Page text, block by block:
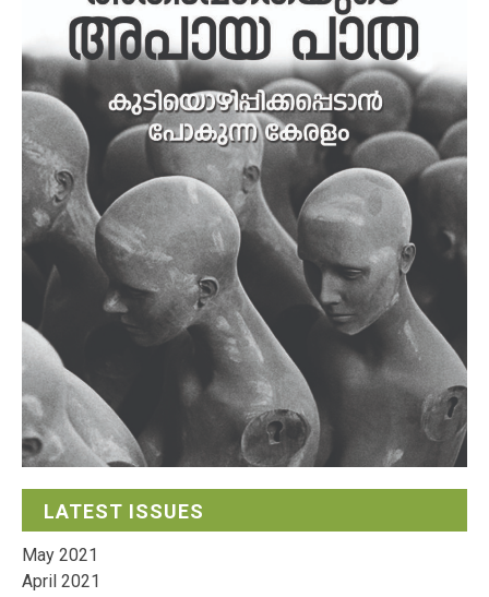
LATEST ISSUES
May 2021
April 2021